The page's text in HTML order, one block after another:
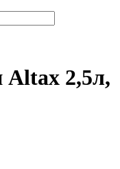
Altax 2,5л,